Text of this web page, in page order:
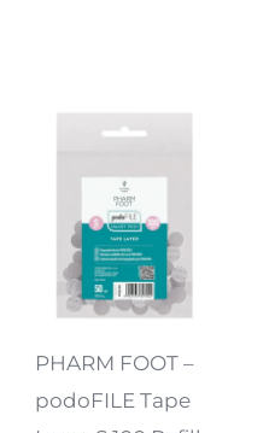
PHARM FOOT –
podoFILE Tape